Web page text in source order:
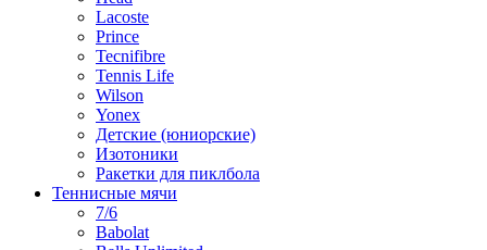
Lacoste
Prince
Tecnifibre
Tennis Life
Wilson
Yonex
Детские (юниорские)
Изотоники
Ракетки для пиклбола
Теннисные мячи
7/6
Babolat